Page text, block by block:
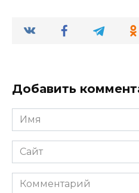
Добавить
Имя
*
Сайт
Комментарий